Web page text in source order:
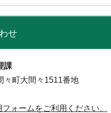
せ
課
町大間々1511番地
ォームをご利用ください。